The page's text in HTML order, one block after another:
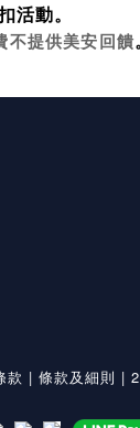
活動。
不提供美安回饋
款 | 條款及細則 |